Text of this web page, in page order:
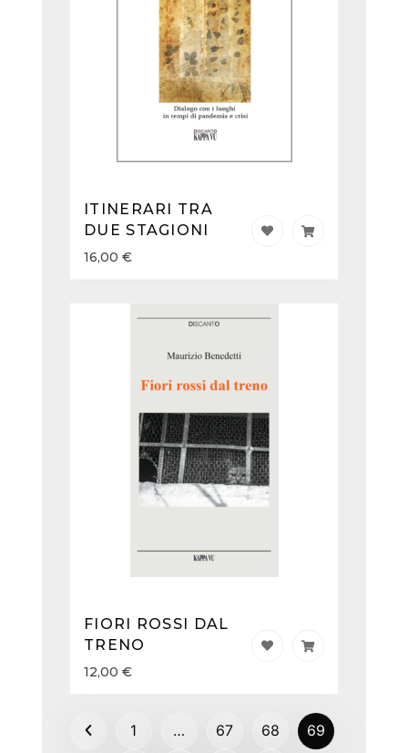
ITINERARI TRA
DUE STAGIONI
16,00 €
FIORI ROSSI DAL
TRENO
12,00 €
1 … 67 68
69